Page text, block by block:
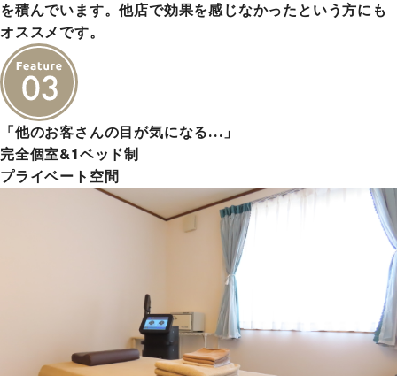
を積んでいます。他店で効果を感じなかったという方にも
オススメです。
「他のお客さんの目が気になる…」
完全個室&1ベッド制
プライベート空間